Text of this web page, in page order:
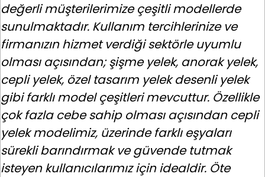
değerli müşterilerimize çeşitli modellerde
sunulmaktadır. Kullanım tercihlerinize ve
firmanızın hizmet verdiği sektörle uyumlu
olması açısından; şişme yelek, anorak yelek,
cepli yelek, özel tasarım yelek desenli yelek
gibi farklı model çeşitleri mevcuttur. Özellikle
çok fazla cebe sahip olması açısından cepli
yelek modelimiz, üzerinde farklı eşyaları
sürekli barındırmak ve güvende tutmak
isteyen kullanıcılarımız için idealdir. Öte